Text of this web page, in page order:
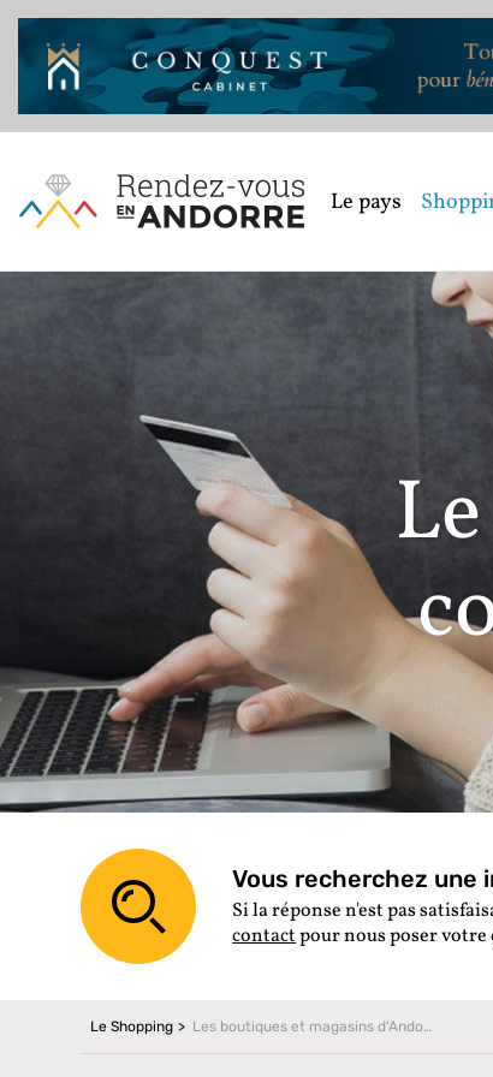
Le pays
Vous recherchez une
Si la réponse n'est pas
contactpour nous poser
Le Shopping Les boutiques et magasins d'Andorre en ligne, pour un shopping online à prix andorrans!